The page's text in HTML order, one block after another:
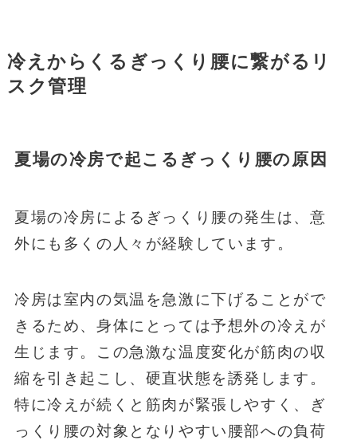
冷えからくるぎっくり腰に繋がるリ
スク管理
夏場の冷房で起こるぎっくり腰の原因
夏場の冷房によるぎっくり腰の発生は、意
外にも多くの人々が経験しています。
冷房は室内の気温を急激に下げることがで
きるため、身体にとっては予想外の冷えが
生じます。この急激な温度変化が筋肉の収
縮を引き起こし、硬直状態を誘発します。
特に冷えが続くと筋肉が緊張しやすく、ぎ
っくり腰の対象となりやすい腰部への負荷